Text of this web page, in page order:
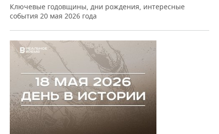
Ключевые годовщины, дни рождения, интересные
события 20 мая 2026 года